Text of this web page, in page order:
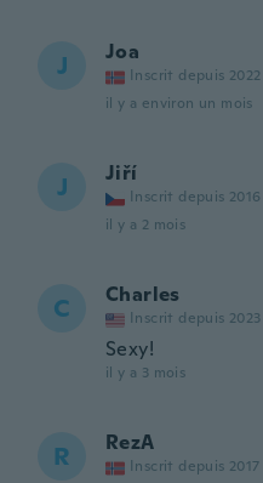
J Joa
Inscrit depuis 2022
il y a environ un mois
J Jiří
Inscrit depuis 2016
il y a 2 mois
C Charles
Inscrit depuis 2023
Sexy!
il y a 3 mois
R RezA
Inscrit depuis 2017